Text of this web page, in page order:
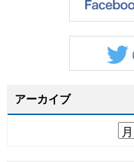
アーカイブ